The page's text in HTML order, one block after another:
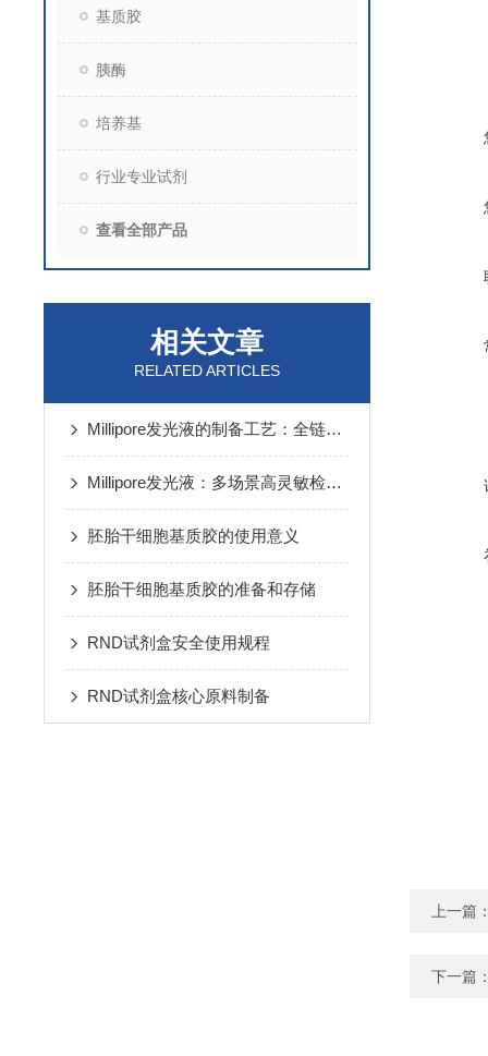
基质胶
胰酶
培养基
行业专业试剂
查看全部产品
相关文章
RELATED ARTICLES
Millipore发光液的制备工艺：全链路质控保障检测性能稳定
Millipore发光液：多场景高灵敏检测的核心试剂支撑
胚胎干细胞基质胶的使用意义
胚胎干细胞基质胶的准备和存储
RND试剂盒安全使用规程
RND试剂盒核心原料制备
上一篇
下一篇